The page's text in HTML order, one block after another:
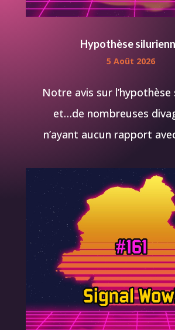
Hypothèse
5 Août 2026
Notre avis sur l’hypothèse
et…de nombreuses
n’ayant aucun rapport